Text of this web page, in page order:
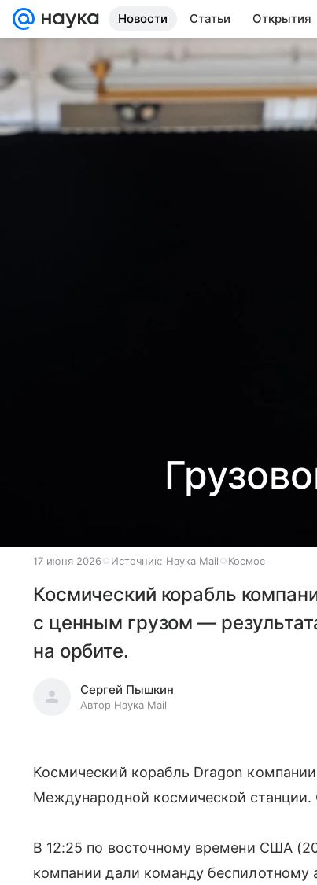
Новости Статьи Открытия
17 июня 2026 Источник: Наука Mail Космос
Космический корабль
с ценным грузом —
на орбите.
Сергей Пышкин
Автор Наука Mail
Космический корабль Dragon
Международной космической
В 12:25 по восточному времени США
компании дали команду беспилотному